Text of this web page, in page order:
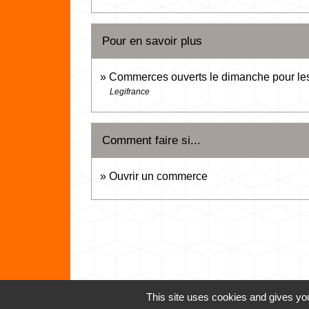
Pour en savoir plus
Commerces ouverts le dimanche pour
Legifrance
Comment faire si...
Ouvrir un commerce
This site uses cookies and gives